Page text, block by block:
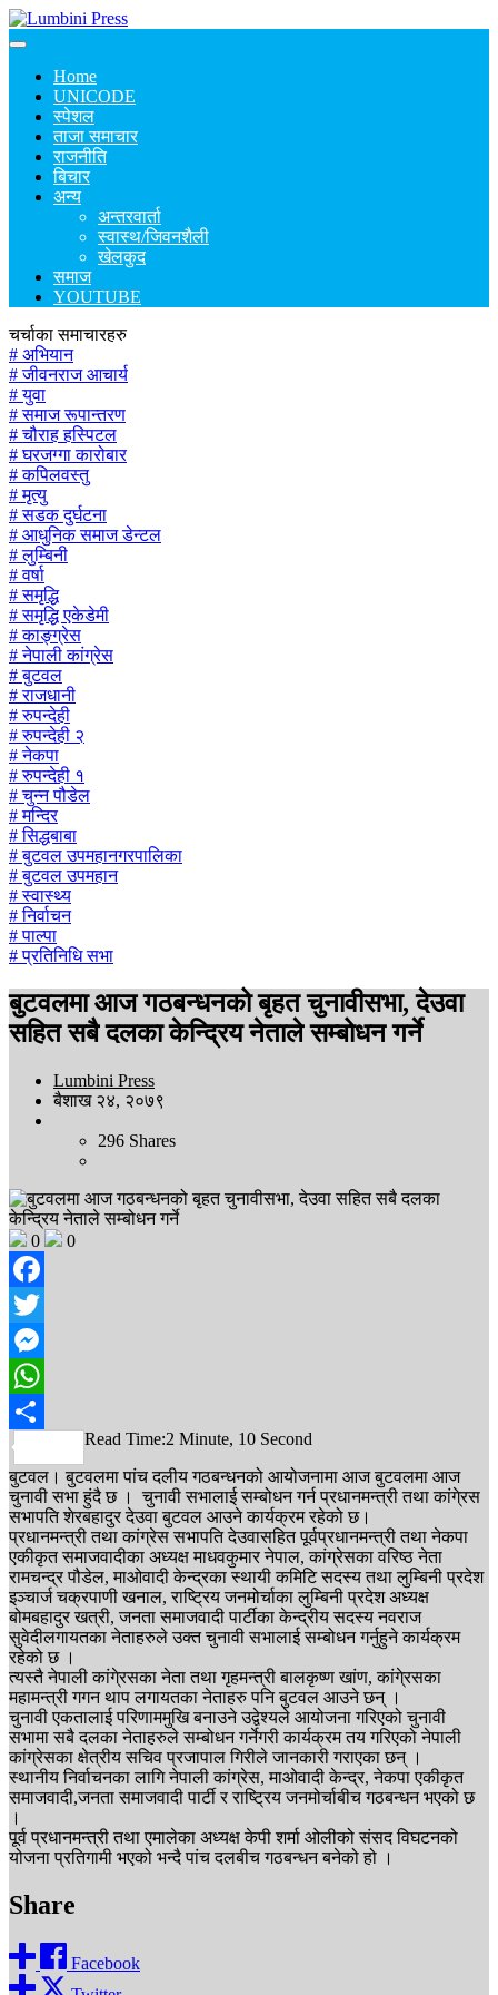
Home
UNICODE
स्पेशल
ताजा समाचार
राजनीति
बिचार
अन्य
अन्तरवार्ता
स्वास्थ/जिवनशैली
खेलकुद
समाज
YOUTUBE
चर्चाका समाचारहरु
# अभियान
# जीवनराज आचार्य
# युवा
# समाज रूपान्तरण
# चौराह हस्पिटल
# घरजग्गा कारोबार
# कपिलवस्तु
# मृत्यु
# सडक दुर्घटना
# आधुनिक समाज डेन्टल
# लुम्बिनी
# वर्षा
# समृद्धि
# समृद्धि एकेडेमी
# काङ्ग्रेस
# नेपाली कांग्रेस
# बुटवल
# राजधानी
# रुपन्देही
# रुपन्देही २
# नेकपा
# रुपन्देही १
# चुन्न पौडेल
# मन्दिर
# सिद्धबाबा
# बुटवल उपमहानगरपालिका
# बुटवल उपमहान
# स्वास्थ्य
# निर्वाचन
# पाल्पा
# प्रतिनिधि सभा
बुटवलमा आज गठबन्धनको बृहत चुनावीसभा, देउवा
सहित सबै दलका केन्द्रिय नेताले सम्बोधन गर्ने
Lumbini Press
बैशाख २४, २०७९
296 Shares
0 0
Facebook
Twitter
Messenger
WhatsApp
Share
Read Time:2 Minute, 10 Second
बुटवल। बुटवलमा पांच दलीय गठबन्धनको आयोजनामा आज बुटवलमा आज
चुनावी सभा हुंदै छ । चुनावी सभालाई सम्बोधन गर्न प्रधानमन्त्री तथा कांगे्रस
सभापति शेरबहादुर देउवा बुटवल आउने कार्यक्रम रहेको छ।
प्रधानमन्त्री तथा कांग्रेस सभापति देउवासहित पूर्वप्रधानमन्त्री तथा नेकपा
एकीकृत समाजवादीका अध्यक्ष माधवकुमार नेपाल, कांग्रेसका वरिष्ठ नेता
रामचन्द्र पौडेल, माओवादी केन्द्रका स्थायी कमिटि सदस्य तथा लुम्बिनी प्रदेश
इञ्चार्ज चक्रपाणी खनाल, राष्ट्रिय जनमोर्चाका लुम्बिनी प्रदेश अध्यक्ष
बोमबहादुर खत्री, जनता समाजवादी पार्टीका केन्द्रीय सदस्य नवराज
सुवेदीलगायतका नेताहरुले उक्त चुनावी सभालाई सम्बोधन गर्नुहुने कार्यक्रम
रहेको छ ।
त्यस्तै नेपाली कांगे्रसका नेता तथा गृहमन्त्री बालकृष्ण खांण, कांगे्रसका
महामन्त्री गगन थाप लगायतका नेताहरु पनि बुटवल आउने छन् ।
चुनावी एकतालाई परिणाममुखि बनाउने उद्वेश्यले आयोजना गरिएको चुनावी
सभामा सबै दलका नेताहरुले सम्बोधन गर्नेगरी कार्यक्रम तय गरिएको नेपाली
कांग्रेसका क्षेत्रीय सचिव प्रजापाल गिरीले जानकारी गराएका छन् ।
स्थानीय निर्वाचनका लागि नेपाली कांग्रेस, माओवादी केन्द्र, नेकपा एकीकृत
समाजवादी,जनता समाजवादी पार्टी र राष्ट्रिय जनमोर्चाबीच गठबन्धन भएको छ
।
पूर्व प्रधानमन्त्री तथा एमालेका अध्यक्ष केपी शर्मा ओलीको संसद विघटनको
योजना प्रतिगामी भएको भन्दै पांच दलबीच गठबन्धन बनेको हो ।
Share
Facebook